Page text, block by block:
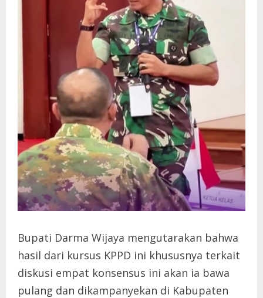
Bupati Darma Wijaya mengutarakan bahwa
hasil dari kursus KPPD ini khususnya terkait
diskusi empat konsensus ini akan ia bawa
pulang dan dikampanyekan di Kabupaten